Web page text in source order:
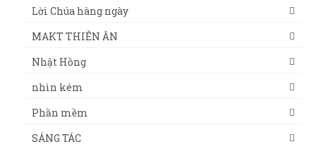
Lời Chúa hàng ngày
MAKT THIÊN ÂN
Nhật Hồng
nhìn kém
Phần mềm
SÁNG TÁC